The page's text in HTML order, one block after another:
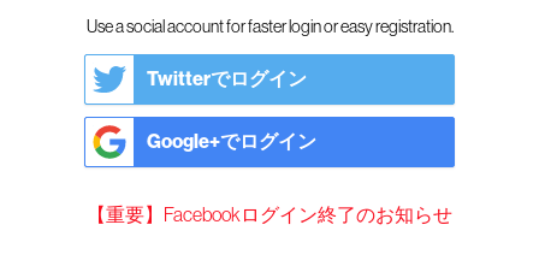
Use a social account for faster login or easy registration.
Twitterでログイン
Google+でログイン
【重要】Facebookログイン終了のお知らせ